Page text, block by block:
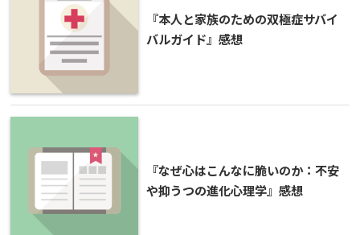
『本人と家族のための双極症サバイ
バルガイド』感想
『なぜ心はこんなに脆いのか：不安
や抑うつの進化心理学』感想